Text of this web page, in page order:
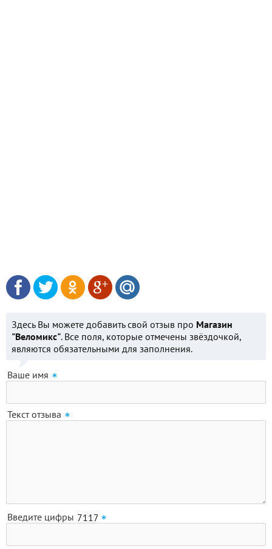
Здесь Вы можете добавить свой отзыв про Магазин
"Веломикс". Все поля, которые отмечены звёздочкой,
являются обязательными для заполнения.
Ваше имя
Текст отзыва
Введите цифры